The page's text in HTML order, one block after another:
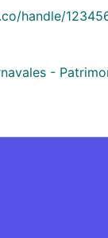
handle/
-